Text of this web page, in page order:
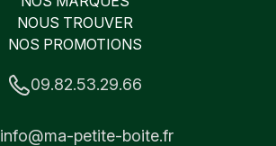
NOUS TROUVER
NOS PROMOTIONS
09.82.53.29.66
info@ma-petite-boite.fr